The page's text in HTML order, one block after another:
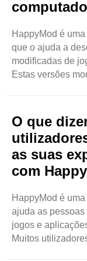
muitos tipos de
jogos de puzzles
Jogos de Acção: ..
HappyMod é
que o ajuda a
modificadas de
Estas versões
Este blog irá
HappyMod no
uma forma
Mod? A
aplicações. Mas
O que
as suas
com
HappyMod é
ajuda as
jogos e
Muitos